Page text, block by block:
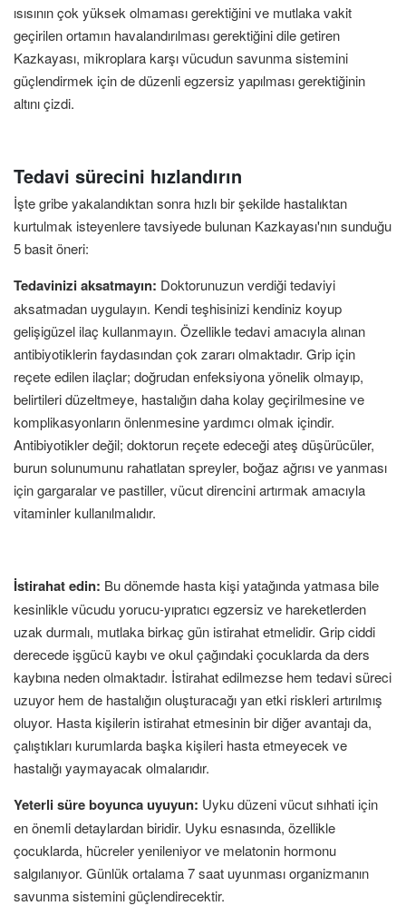
ısısının çok yüksek olmaması gerektiğini ve mutlaka vakit
geçirilen ortamın havalandırılması gerektiğini dile getiren
Kazkayası, mikroplara karşı vücudun savunma sistemini
güçlendirmek için de düzenli egzersiz yapılması gerektiğinin
altını çizdi.
Tedavi sürecini hızlandırın
İşte gribe yakalandıktan sonra hızlı bir şekilde hastalıktan
kurtulmak isteyenlere tavsiyede bulunan Kazkayası'nın sunduğu
5 basit öneri:
Tedavinizi aksatmayın: Doktorunuzun verdiği tedaviyi
aksatmadan uygulayın. Kendi teşhisinizi kendiniz koyup
gelişigüzel ilaç kullanmayın. Özellikle tedavi amacıyla alınan
antibiyotiklerin faydasından çok zararı olmaktadır. Grip için
reçete edilen ilaçlar; doğrudan enfeksiyona yönelik olmayıp,
belirtileri düzeltmeye, hastalığın daha kolay geçirilmesine ve
komplikasyonların önlenmesine yardımcı olmak içindir.
Antibiyotikler değil; doktorun reçete edeceği ateş düşürücüler,
burun solunumunu rahatlatan spreyler, boğaz ağrısı ve yanması
için gargaralar ve pastiller, vücut direncini artırmak amacıyla
vitaminler kullanılmalıdır.
İstirahat edin: Bu dönemde hasta kişi yatağında yatmasa bile
kesinlikle vücudu yorucu-yıpratıcı egzersiz ve hareketlerden
uzak durmalı, mutlaka birkaç gün istirahat etmelidir. Grip ciddi
derecede işgücü kaybı ve okul çağındaki çocuklarda da ders
kaybına neden olmaktadır. İstirahat edilmezse hem tedavi süreci
uzuyor hem de hastalığın oluşturacağı yan etki riskleri artırılmış
oluyor. Hasta kişilerin istirahat etmesinin bir diğer avantajı da,
çalıştıkları kurumlarda başka kişileri hasta etmeyecek ve
hastalığı yaymayacak olmalarıdır.
Yeterli süre boyunca uyuyun: Uyku düzeni vücut sıhhati için
en önemli detaylardan biridir. Uyku esnasında, özellikle
çocuklarda, hücreler yenileniyor ve melatonin hormonu
salgılanıyor. Günlük ortalama 7 saat uyunması organizmanın
savunma sistemini güçlendirecektir.